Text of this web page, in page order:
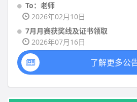
To：老师
2026年02月10日
7月月赛获奖线及证书领取
2026年07月16日
了解更多公